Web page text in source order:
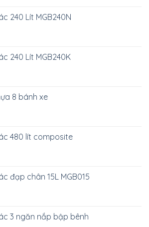
240 Lít MGB240N
240 Lít MGB240K
8 bánh xe
480 lít composite
đạp chân 15L MGB015
3 ngăn nắp bập bênh